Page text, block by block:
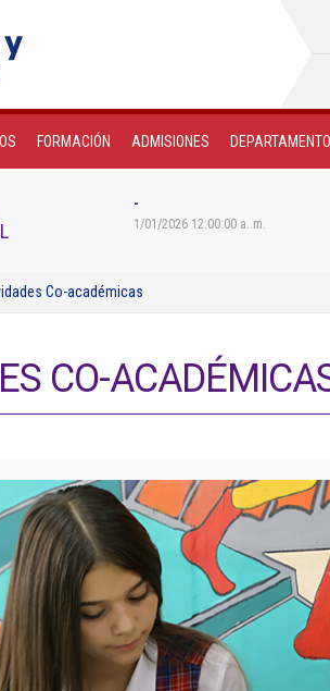
FORMACIÓN ADMISIONES
-
1/01/2026 12:00:00 a. m.
Co-académicas
CO-